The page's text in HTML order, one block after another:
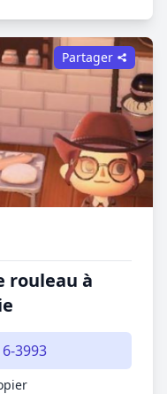
rouleau à
3993
Partager